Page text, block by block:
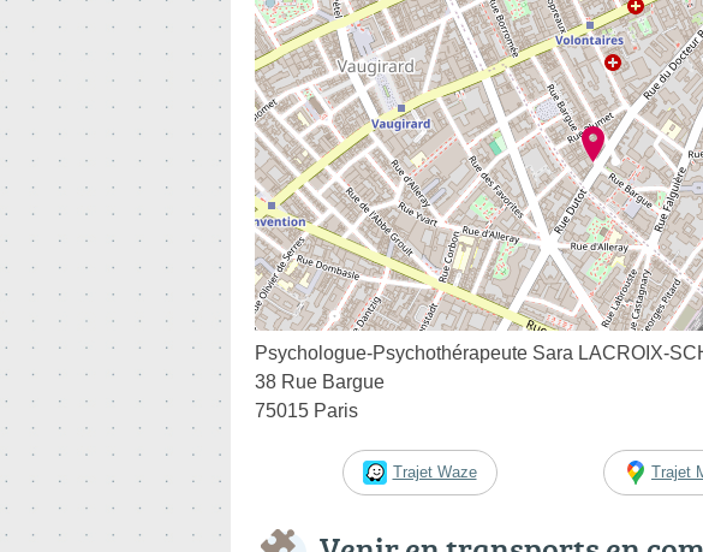
Psychologue-Psychothérapeute Sara LACROIX-
38 Rue Bargue
75015 Paris
Trajet Waze Trajet